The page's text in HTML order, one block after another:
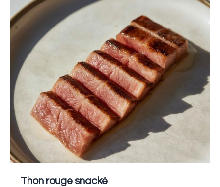
Thon rouge snacké
rouge
snacké